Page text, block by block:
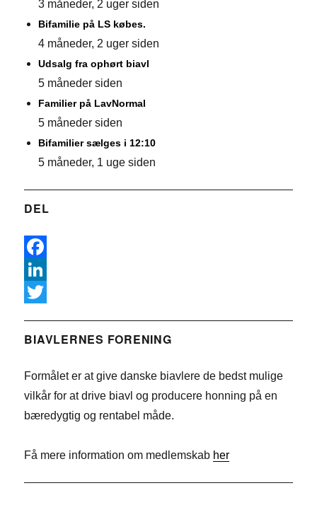
3 måneder, 2 uger siden
Bifamilie på LS købes.
4 måneder, 2 uger siden
Udsalg fra ophørt biavl
5 måneder siden
Familier på LavNormal
5 måneder siden
Bifamilier sælges i 12:10
5 måneder, 1 uge siden
DEL
F
a
e
o
L
n
e
n
w
t
r
BIAVLERNES FORENING
Formålet er at give danske biavlere de bedst mulige
vilkår for at drive biavl og producere honning på en
bæredygtig og rentabel måde.
Få mere information om medlemskab her